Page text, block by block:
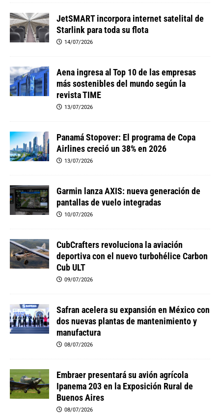
JetSMART incorpora internet satelital de
Starlink para toda su flota
14/07/2026
Aena ingresa al Top 10 de las empresas
más sostenibles del mundo según la
revista TIME
13/07/2026
Panamá Stopover: El programa de Copa
Airlines creció un 38% en 2026
13/07/2026
Garmin lanza AXIS: nueva generación de
pantallas de vuelo integradas
10/07/2026
CubCrafters revoluciona la aviación
deportiva con el nuevo turbohélice Carbon
Cub ULT
09/07/2026
Safran acelera su expansión en México con
dos nuevas plantas de mantenimiento y
manufactura
08/07/2026
Embraer presentará su avión agrícola
Ipanema 203 en la Exposición Rural de
Buenos Aires
08/07/2026